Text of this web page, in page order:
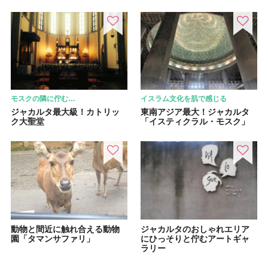
モスクの隣に佇む…
ジャカルタ最大級！カトリッ
ク大聖堂
イスラム文化を肌で感じる
東南アジア最大！ジャカルタ
「イスティクラル・モスク」
動物と間近に触れ合える動物
園「タマンサファリ」
ジャカルタのおしゃれエリア
にひっそりと佇むアートギャ
ラリー